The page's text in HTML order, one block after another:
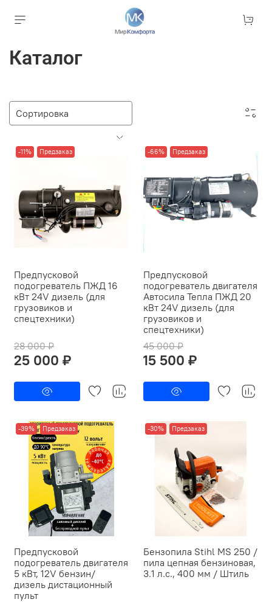
Каталог
-11% Предзаказ
Предпусковой
подогреватель ПЖД 16
кВт 24V дизель (для
грузовиков и
спецтехники)
28 000 ₽
25 000 ₽
-66% Предзаказ
Предпусковой
подогреватель двигателя
Автосила Тепла ПЖД 20
кВт 24V дизель (для
грузовиков и
спецтехники)
45 000 ₽
15 500 ₽
-39% Предзаказ
Предпусковой
подогреватель двигателя
5 кВт, 12V бензин/
дизель дистационный
пульт
-30% Предзаказ
Бензопила Stihl MS 250 /
пила цепная бензиновая,
3.1 л.с., 400 мм / Штиль